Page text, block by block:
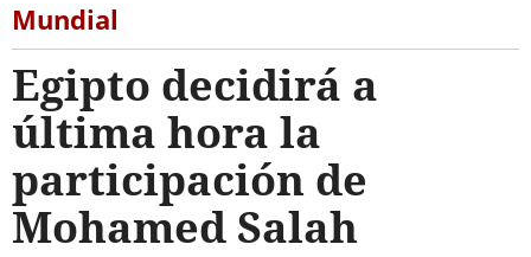
Mundial
Egipto decidirá a
última hora la
participación de
Mohamed Salah